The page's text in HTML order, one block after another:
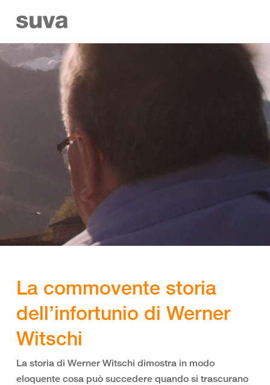
La commovente storia
dell’infortunio di Werner
Witschi
La storia di Werner Witschi dimostra in modo
eloquente cosa può succedere quando si trascurano